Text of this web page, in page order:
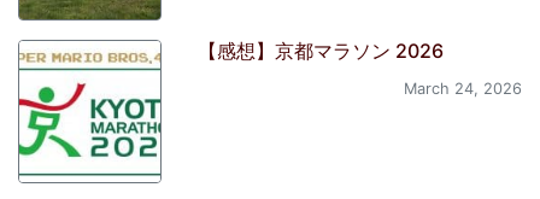
【感想】京都マラソン 2026
March 24, 2026